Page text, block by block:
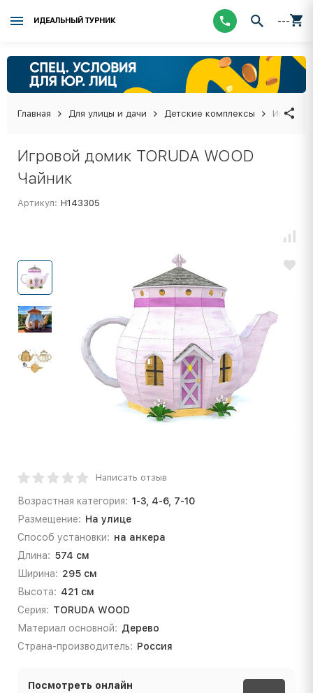
ИДЕАЛЬНЫЙ ТУРНИК ---
Главная Для улицы и дачи Детские комплексы Игровой
Игровой домик TORUDA WOOD
Чайник
Артикул: Н143305
Написать отзыв
Возрастная категория: 1-3, 4-6, 7-10
Размещение: На улице
Способ установки: на анкера
Длина: 574 см
Ширина: 295 см
Высота: 421 см
Серия: TORUDA WOOD
Материал основной: Дерево
Страна-производитель: Россия
Посмотреть онлайн